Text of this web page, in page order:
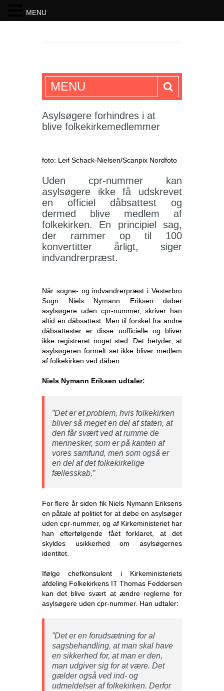
SKRIFTEN
MENU
Asylsøgere forhindres i at
blive folkekirkemedlemmer
foto: Leif Schack-Nielsen/Scanpix Nordfoto
Uden cpr-nummer kan
asylsøgere ikke få udskrevet
en officiel dåbsattest og
dermed blive medlem af
folkekirken. En principiel sag,
der rammer op til 100
konvertitter årligt, siger
indvandrerpræst.
Når sogne- og indvandrerpræst i Vesterbro
Sogn Niels Nymann Eriksen døber
asylsøgere uden cpr-nummer, skriver han
altid en dåbsattest. Men til forskel fra andre
dåbsattester er disse uofficielle og bliver
ikke registreret noget sted. Det betyder, at
asylsøgeren formelt set ikke bliver medlem
af folkekirken ved dåben.
Niels Nymann Eriksen udtaler:
”Det er et problem, hvis folkekirken
bliver så meget en del af staten, at
den får svært ved at rumme de
mennesker, som er på kanten af
vores samfund, men som også er
en del af det folkekirkelige
fællesskab,”
For flere år siden fik Niels Nymann Eriksens
en påtale af politiet for at døbe en asylsøger
uden cpr-nummer, og af Kirkeministeriet har
han efterfølgende fået forklaret, at det
skyldes usikkerhed om asylsøgernes
identitet.
Ifølge chefkonsulent i Kirkeministeriets
afdeling Folkekirkens IT Thomas Feddersen
kan det blive svært at ændre reglerne for
asylsøgere uden cpr-nummer. Han udtaler:
”Det er en forudsætning for al
sagsbehandling, at man skal have
en sikkerhed for, at man er den,
man udgiver sig for at være. Det
gælder også ved ind- og
udmeldelser af folkekirken. Derfor
MENU